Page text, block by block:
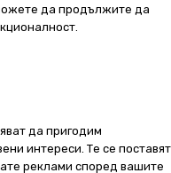
да продължите да
да пригодим
интереси. Те се поставят
реклами според вашите